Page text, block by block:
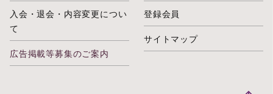
入会・退会・内容変更につい
て
広告掲載等募集のご案内
登録会員
サイトマップ